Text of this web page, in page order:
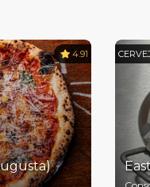
4.91